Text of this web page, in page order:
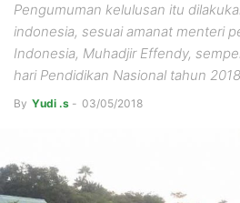
Pengumuman kelulusan itu
indonesia, sesuai amanat menteri
Indonesia, Muhadjir Effendy,
hari Pendidikan Nasional tahun 2018
By Yudi .s - 03/05/2018